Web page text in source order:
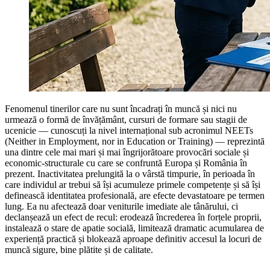
Fenomenul tinerilor care nu sunt încadrați în muncă și nici nu
urmează o formă de învățământ, cursuri de formare sau stagii de
ucenicie — cunoscuți la nivel internațional sub acronimul NEETs
(Neither in Employment, nor in Education or Training) — reprezintă
una dintre cele mai mari și mai îngrijorătoare provocări sociale și
economic-structurale cu care se confruntă Europa și România în
prezent. Inactivitatea prelungită la o vârstă timpurie, în perioada în
care individul ar trebui să își acumuleze primele competențe și să își
definească identitatea profesională, are efecte devastatoare pe termen
lung. Ea nu afectează doar veniturile imediate ale tânărului, ci
declanșează un efect de recul: erodează încrederea în forțele proprii,
instalează o stare de apatie socială, limitează dramatic acumularea de
experiență practică și blokează aproape definitiv accesul la locuri de
muncă sigure, bine plătite și de calitate.